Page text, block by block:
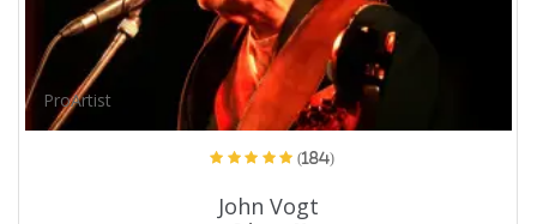
ProArtist
(184)
John Vogt